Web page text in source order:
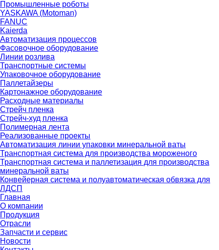
Промышленные роботы
YASKAWA (Motoman)
FANUC
Kaierda
Автоматизация процессов
Фасовочное оборудование
Линии розлива
Транспортные системы
Упаковочное оборудование
Паллетайзеры
Картонажное оборудование
Расходные материалы
Стрейч пленка
Стрейч-худ пленка
Полимерная лента
Реализованные проекты
Автоматизация линии упаковки минеральной ваты
Транспортная система для производства мороженого
Транспортная система и паллетизация для производства
минеральной ваты
Конвейерная система и полуавтоматическая обвязка для
ЛДСП
Главная
О компании
Продукция
Отрасли
Запчасти и сервис
Новости